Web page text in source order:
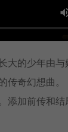
大的少年由与
传奇幻想曲
添加前传和结